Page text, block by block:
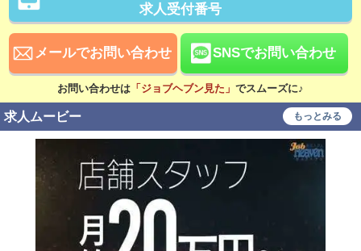
待遇
社会保険完備 交通費支給
寮・社宅あり 研修あり
こだわり
未経験可 経験者歓迎
シニア歓迎 女性歓迎
女性活躍中
即日勤務可
履歴書不要
求人受付番号
メールでお問い合わせ SNSでお問い合わせ
お問い合わせは 「ジョブヘブン見た」 でスムーズに♪
求人ムービー もっとみる